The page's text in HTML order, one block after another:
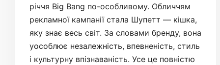
річчя Big Bang по-особливому. Обличчям
рекламної кампанії стала Шупетт — кішка,
яку знає весь світ. За словами бренду, вона
уособлює незалежність, впевненість, стиль
і культурну впізнаваність. Усе це повністю